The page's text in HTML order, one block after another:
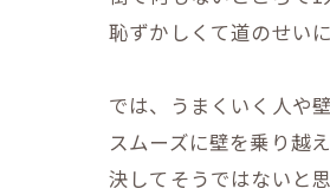
恥ずかしくて道のせい
では、うまくいく人や
スムーズに壁を乗り越
決してそうではないと思